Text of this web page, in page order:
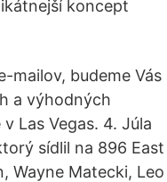
koncept
mailov, budeme Vás
a výhodných
Las Vegas. 4. Júla
sídlil na 896 East
Wayne Matecki, Leo